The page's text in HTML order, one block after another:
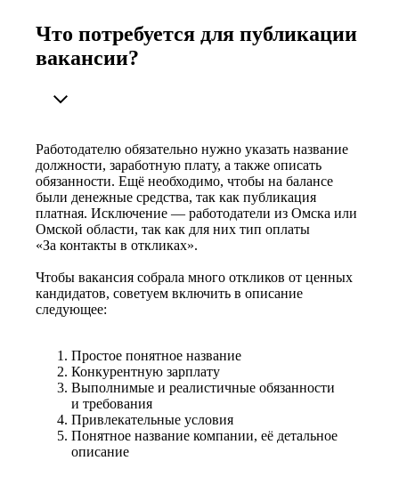
Что потребуется для публикации
вакансии?
Работодателю обязательно нужно указать название
должности, заработную плату, а также описать
обязанности. Ещё необходимо, чтобы на балансе
были денежные средства, так как публикация
платная. Исключение — работодатели из Омска или
Омской области, так как для них тип оплаты
«За контакты в откликах».
Чтобы вакансия собрала много откликов от ценных
кандидатов, советуем включить в описание
следующее:
Простое понятное название
Конкурентную зарплату
Выполнимые и реалистичные обязанности
и требования
Привлекательные условия
Понятное название компании, её детальное
описание